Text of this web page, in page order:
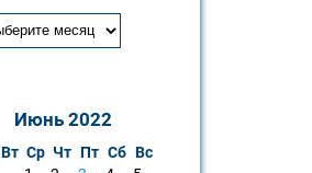
Июнь 2022
Вт Ср Чт Пт Сб Вс